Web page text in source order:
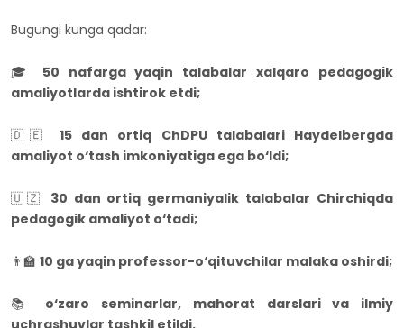
Bugungi kunga qadar:
🎓 50 nafarga yaqin talabalar xalqaro pedagogik
amaliyotlarda ishtirok etdi;
🇩🇪 15 dan ortiq ChDPU talabalari Haydelbergda
amaliyot o‘tash imkoniyatiga ega bo‘ldi;
🇺🇿 30 dan ortiq germaniyalik talabalar Chirchiqda
pedagogik amaliyot o‘tadi;
👨‍🏫 10 ga yaqin professor-o‘qituvchilar malaka oshirdi;
📚 o‘zaro seminarlar, mahorat darslari va ilmiy
uchrashuvlar tashkil etildi.